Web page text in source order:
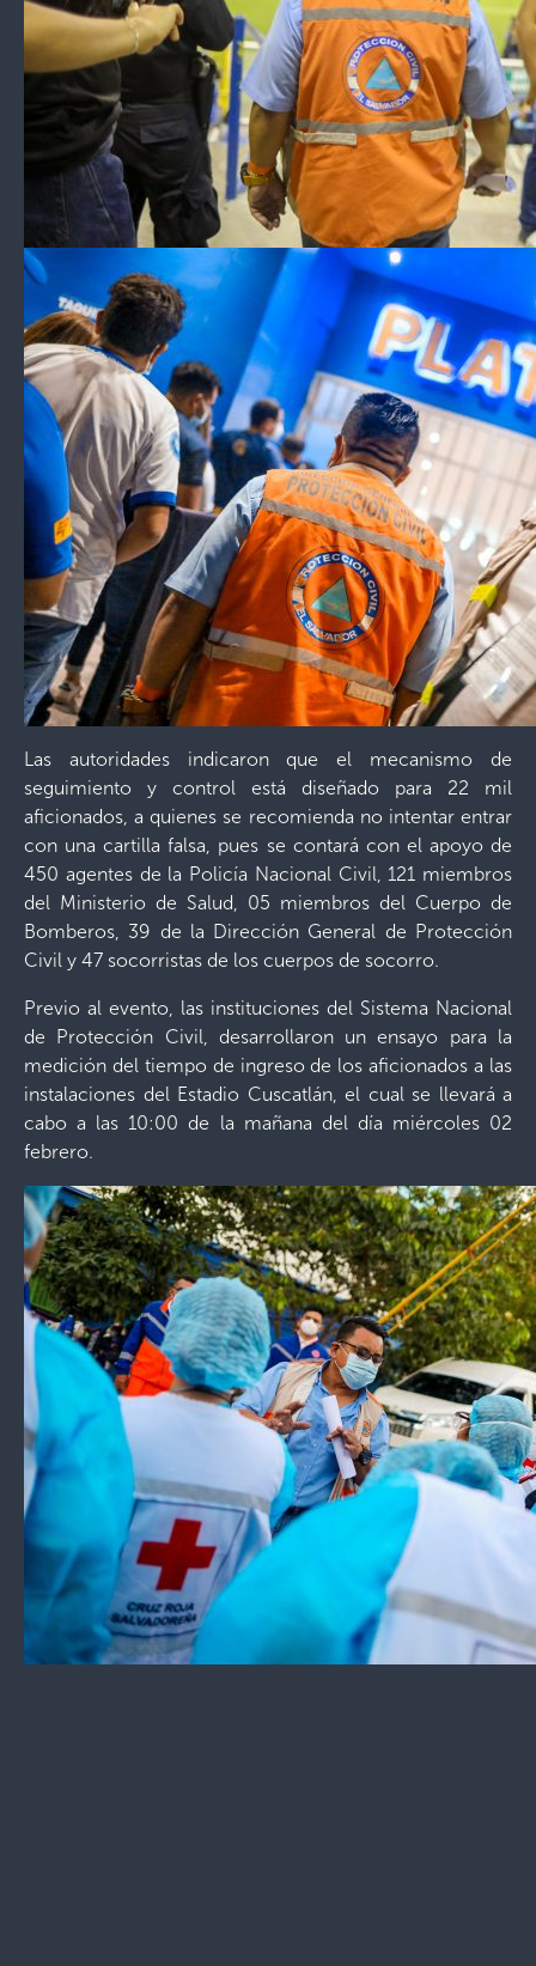
Las autoridades indicaron que el mecanismo de
seguimiento y control está diseñado para 22 mil
aficionados, a quienes se recomienda no intentar entrar
con una cartilla falsa, pues se contará con el apoyo de
450 agentes de la Policía Nacional Civil, 121 miembros
del Ministerio de Salud, 05 miembros del Cuerpo de
Bomberos, 39 de la Dirección General de Protección
Civil y 47 socorristas de los cuerpos de socorro.
Previo al evento, las instituciones del Sistema Nacional
de Protección Civil, desarrollaron un ensayo para la
medición del tiempo de ingreso de los aficionados a las
instalaciones del Estadio Cuscatlán, el cual se llevará a
cabo a las 10:00 de la mañana del día miércoles 02
febrero.